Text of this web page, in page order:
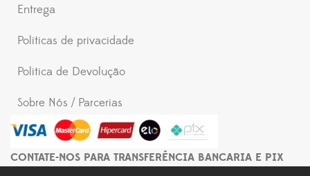
Entrega
Politicas de privacidade
Politica de Devolução
Sobre Nós / Parcerias
CONTATE-NOS PARA TRANSFERÊNCIA BANCARIA E PIX